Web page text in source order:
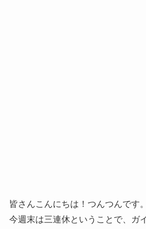
皆さんこんにちは！つんつんです。
今週末は三連休ということで、ガ